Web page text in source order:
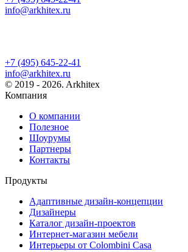
info@arkhitex.ru
+7 (495) 645-22-41
info@arkhitex.ru
© 2019 - 2026. Arkhitex
Компания
О компании
Полезное
Шоурумы
Партнеры
Контакты
Продукты
Адаптивные дизайн-концепции
Дизайнеры
Каталог дизайн-проектов
Интернет-магазин мебели
Интерьеры от Colombini Casa